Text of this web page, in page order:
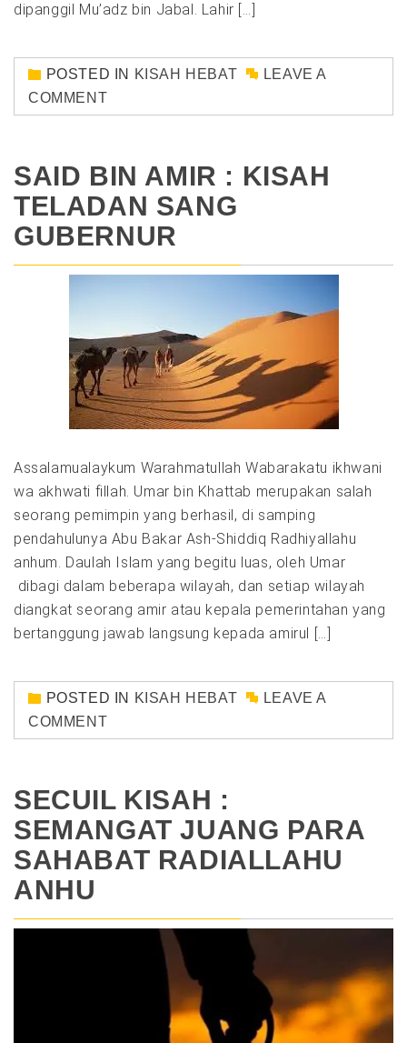
dipanggil Mu’adz bin Jabal. Lahir […]
POSTED IN KISAH HEBAT
LEAVE A
COMMENT
SAID BIN AMIR : KISAH
TELADAN SANG
GUBERNUR
Assalamualaykum Warahmatullah Wabarakatu ikhwani
wa akhwati fillah. Umar bin Khattab merupakan salah
seorang pemimpin yang berhasil, di samping
pendahulunya Abu Bakar Ash-Shiddiq Radhiyallahu
anhum. Daulah Islam yang begitu luas, oleh Umar
dibagi dalam beberapa wilayah, dan setiap wilayah
diangkat seorang amir atau kepala pemerintahan yang
bertanggung jawab langsung kepada amirul […]
POSTED IN KISAH HEBAT
LEAVE A
COMMENT
SECUIL KISAH :
SEMANGAT JUANG PARA
SAHABAT RADIALLAHU
ANHU